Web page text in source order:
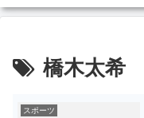
橋木太希
スポーツ